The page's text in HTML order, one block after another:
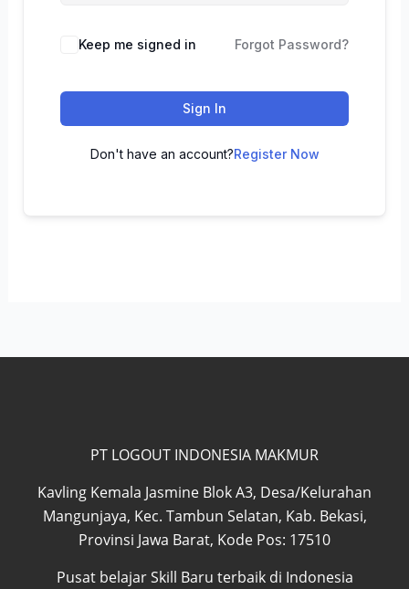
Keep me signed in Forgot Password?
Sign In
Don't have an account?Register Now
PT LOGOUT INDONESIA MAKMUR
Kavling Kemala Jasmine Blok A3, Desa/Kelurahan
Mangunjaya, Kec. Tambun Selatan, Kab. Bekasi,
Provinsi Jawa Barat, Kode Pos: 17510
Pusat belajar Skill Baru terbaik di Indonesia